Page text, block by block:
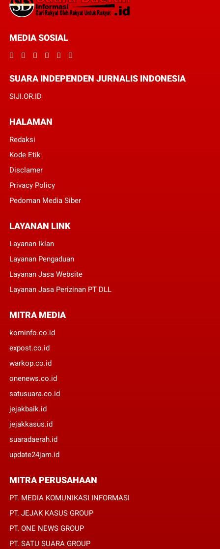
MEDIA SOSIAL
SUARA INDEPENDEN JURNALIS INDONESIA
SIJI.OR.ID
HALAMAN
Redaksi
Kode Etik
Disclamer
Privacy Policy
Pedoman Media Siber
LAYANAN LINK
Layanan Iklan
Layanan Pengaduan
Layanan Jasa Website
Layanan Jasa Perizinan PT DLL
MITRA MEDIA
kominfo.co.id
expost.co.id
warkop.co.id
onenews.co.id
satusuara.co.id
jejakbaik.id
jejakkasus.id
suaradaerah.id
update24jam.id
MITRA PERUSAHAAN
PT. MEDIA KOMUNIKASI INFORMASI
PT. JEJAK KASUS GROUP
PT. ONE NEWS GROUP
PT. SATU SUARA GROUP